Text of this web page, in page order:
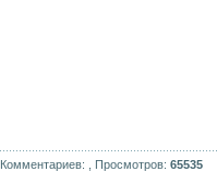
Комментариев: , Просмотров:65535